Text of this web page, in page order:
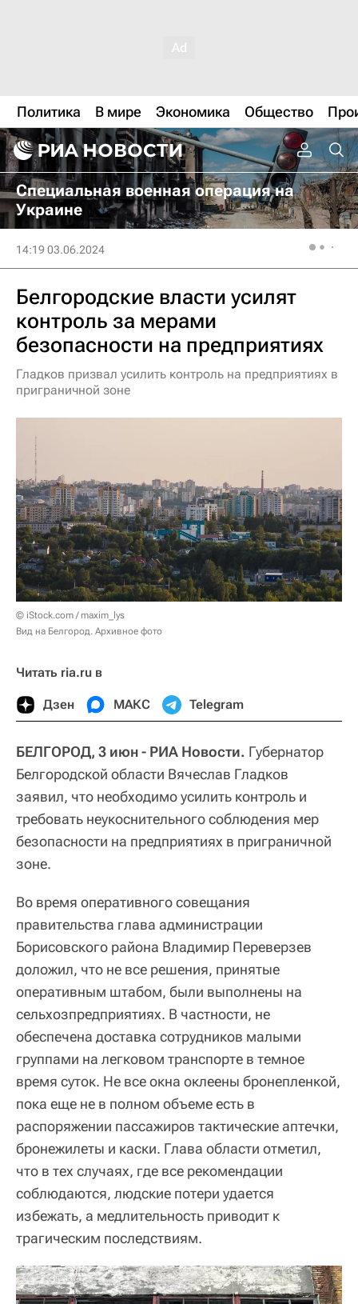
Политика В мире Экономика Общество
Специальная военная операция на
Украине
14:19 03.06.2024
Белгородские власти усилят
контроль за мерами
безопасности на предприятиях
Гладков призвал усилить контроль на предприятиях в
приграничной зоне
© iStock.com / maxim_lys
Вид на Белгород. Архивное фото
Читать ria.ru в
Дзен МАКС Telegram
БЕЛГОРОД, 3 июн - РИА Новости. Губернатор
Белгородской области Вячеслав Гладков
заявил, что необходимо усилить контроль и
требовать неукоснительного соблюдения мер
безопасности на предприятиях в приграничной
зоне.
Во время оперативного совещания
правительства глава администрации
Борисовского района Владимир Переверзев
доложил, что не все решения, принятые
оперативным штабом, были выполнены на
сельхозпредприятиях. В частности, не
обеспечена доставка сотрудников малыми
группами на легковом транспорте в темное
время суток. Не все окна оклеены бронепленкой,
пока еще не в полном объеме есть в
распоряжении пассажиров тактические аптечки,
бронежилеты и каски. Глава области отметил,
что в тех случаях, где все рекомендации
соблюдаются, людские потери удается
избежать, а медлительность приводит к
трагическим последствиям.